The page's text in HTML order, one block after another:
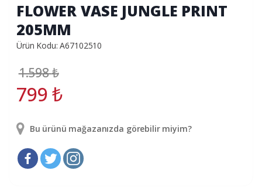
FLOWER VASE JUNGLE PRINT
205MM
Ürün Kodu: A67102510
1.598₺
799₺
Bu ürünü mağazanızda görebilir miyim?